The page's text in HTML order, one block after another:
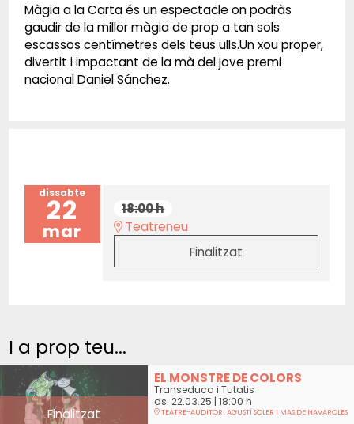
Màgia a la Carta és un espectacle on podràs
gaudir de la millor màgia de prop a tan sols
escassos centímetres dels teus ulls.Un xou proper,
divertit i impactant de la mà del jove premi
nacional Daniel Sánchez.
dissabte
22
mar
18:00 h
Teatreneu
Finalitzat
I a prop teu...
Finalitzat
EL MONSTRE DE COLORS
Transeduca i Tutatis
ds. 22.03.25 | 18:00 h
TEATRE-AUDITORI AGUSTÍ SOLER I MAS DE NAVARCLES